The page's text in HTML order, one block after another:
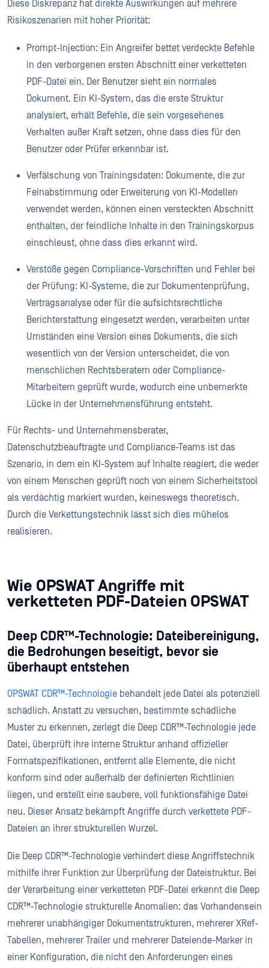
Diese Diskrepanz hat direkte Auswirkungen auf mehrere
Risikoszenarien mit hoher Priorität:
Prompt-Injection: Ein Angreifer bettet verdeckte Befehle
in den verborgenen ersten Abschnitt einer verketteten
PDF-Datei ein. Der Benutzer sieht ein normales
Dokument. Ein KI-System, das die erste Struktur
analysiert, erhält Befehle, die sein vorgesehenes
Verhalten außer Kraft setzen, ohne dass dies für den
Benutzer oder Prüfer erkennbar ist.
Verfälschung von Trainingsdaten: Dokumente, die zur
Feinabstimmung oder Erweiterung von KI-Modellen
verwendet werden, können einen versteckten Abschnitt
enthalten, der feindliche Inhalte in den Trainingskorpus
einschleust, ohne dass dies erkannt wird.
Verstöße gegen Compliance-Vorschriften und Fehler bei
der Prüfung: KI-Systeme, die zur Dokumentenprüfung,
Vertragsanalyse oder für die aufsichtsrechtliche
Berichterstattung eingesetzt werden, verarbeiten unter
Umständen eine Version eines Dokuments, die sich
wesentlich von der Version unterscheidet, die von
menschlichen Rechtsberatern oder Compliance-
Mitarbeitern geprüft wurde, wodurch eine unbemerkte
Lücke in der Unternehmensführung entsteht.
Für Rechts- und Unternehmensberater,
Datenschutzbeauftragte und Compliance-Teams ist das
Szenario, in dem ein KI-System auf Inhalte reagiert, die weder
von einem Menschen geprüft noch von einem Sicherheitstool
als verdächtig markiert wurden, keineswegs theoretisch.
Durch die Verkettungstechnik lässt sich dies mühelos
realisieren.
Wie OPSWAT Angriffe mit
verketteten PDF-Dateien OPSWAT
Deep CDR™-Technologie: Dateibereinigung,
die Bedrohungen beseitigt, bevor sie
überhaupt entstehen
OPSWAT CDR™-Technologie behandelt jede Datei als potenziell
schädlich. Anstatt zu versuchen, bestimmte schädliche
Muster zu erkennen, zerlegt die Deep CDR™-Technologie jede
Datei, überprüft ihre interne Struktur anhand offizieller
Formatspezifikationen, entfernt alle Elemente, die nicht
konform sind oder außerhalb der definierten Richtlinien
liegen, und erstellt eine saubere, voll funktionsfähige Datei
neu. Dieser Ansatz bekämpft Angriffe durch verkettete PDF-
Dateien an ihrer strukturellen Wurzel.
Die Deep CDR™-Technologie verhindert diese Angriffstechnik
mithilfe ihrer Funktion zur Überprüfung der Dateistruktur. Bei
der Verarbeitung einer verketteten PDF-Datei erkennt die Deep
CDR™-Technologie strukturelle Anomalien: das Vorhandensein
mehrerer unabhängiger Dokumentstrukturen, mehrerer XRef-
Tabellen, mehrerer Trailer und mehrerer Dateiende-Marker in
einer Konfiguration, die nicht den Anforderungen eines